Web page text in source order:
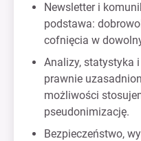
Newsletter i
podstawa:
cofnięcia w
Analizy, statystyka
prawnie
możliwości
pseudonimizację.
Bezpieczeństwo,